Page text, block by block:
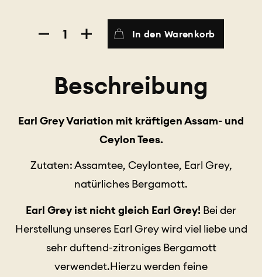
Diplomaten-
Mischung
In den Warenkorb
Beschreibung
Earl Grey Variation mit kräftigen Assam- und
Ceylon Tees.
Zutaten: Assamtee, Ceylontee, Earl Grey,
natürliches Bergamott.
Earl Grey ist nicht gleich Earl Grey! Bei der
Herstellung unseres Earl Grey wird viel liebe und
sehr duftend-zitroniges Bergamott
verwendet.Hierzu werden feine